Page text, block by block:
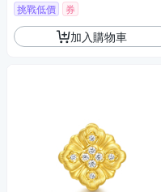
挑戰低價 券
加入購物車